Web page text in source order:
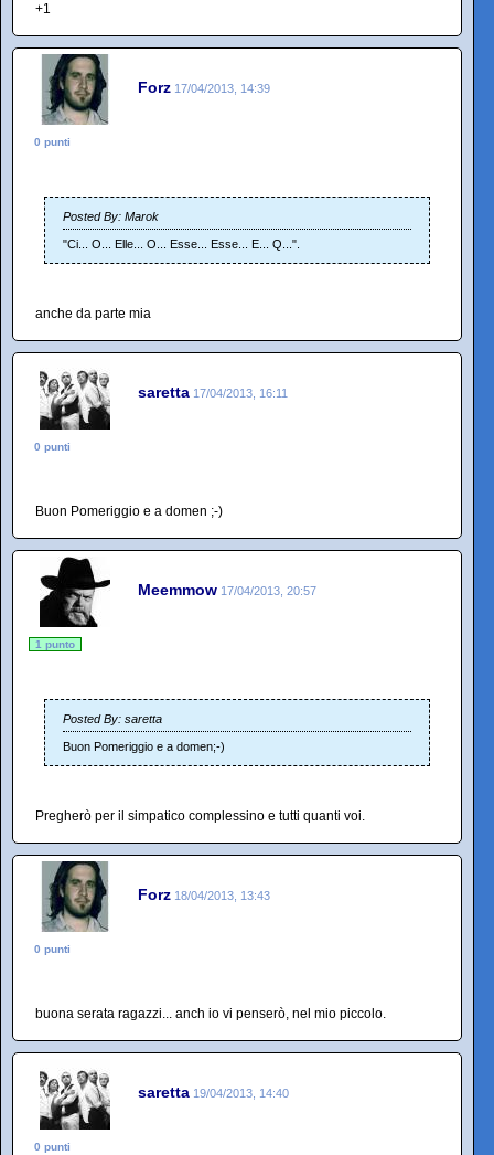
+1
Forz 17/04/2013, 14:39
0 punti
Posted By: Marok
"Ci... O... Elle... O... Esse... Esse... E... Q...".
anche da parte mia
saretta 17/04/2013, 16:11
0 punti
Buon Pomeriggio e a domen ;-)
Meemmow 17/04/2013, 20:57
1 punto
Posted By: saretta
Buon Pomeriggio e a domen;-)
Pregherò per il simpatico complessino e tutti quanti voi.
Forz 18/04/2013, 13:43
0 punti
buona serata ragazzi... anch io vi penserò, nel mio piccolo.
saretta 19/04/2013, 14:40
0 punti